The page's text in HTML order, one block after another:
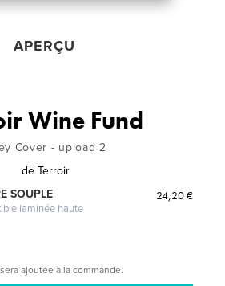
APERÇU
Wine Fund
Cover - upload 2
de Terroir
SOUPLE
laminée haute
24,20 €
sera ajoutée à la commande.